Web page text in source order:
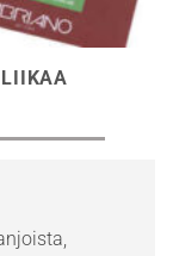
LIIKAA